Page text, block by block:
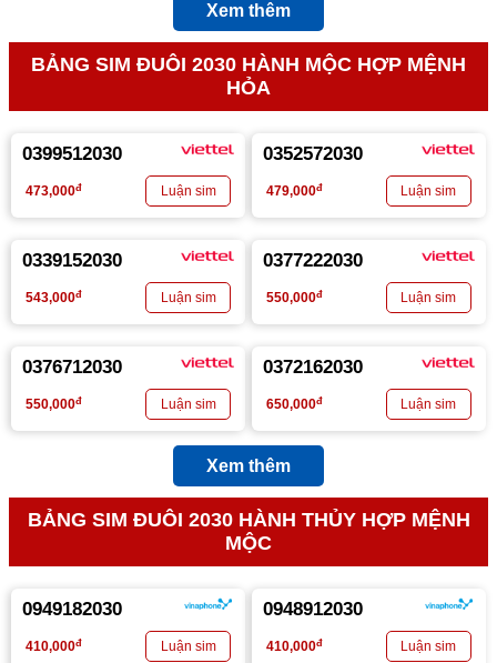
Xem thêm
BẢNG SIM ĐUÔI 2030 HÀNH MỘC HỢP MỆNH
HỎA
0399512030
473,000đ
0352572030
479,000đ
0339152030
543,000đ
0377222030
550,000đ
0376712030
550,000đ
0372162030
650,000đ
Xem thêm
BẢNG SIM ĐUÔI 2030 HÀNH THỦY HỢP MỆNH
MỘC
0949182030
410,000đ
0948912030
410,000đ